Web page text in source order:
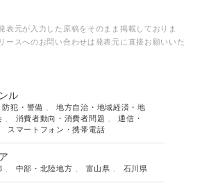
表元が入力した原稿をそのまま掲載しておりま
ースへのお問い合わせは発表元に直接お願いいた
ル
防犯・警備 、地方自治・地域経済・地
消費者動向・消費者問題 、通信・
スマートフォン・携帯電話
中部・北陸地方 富山県 石川県